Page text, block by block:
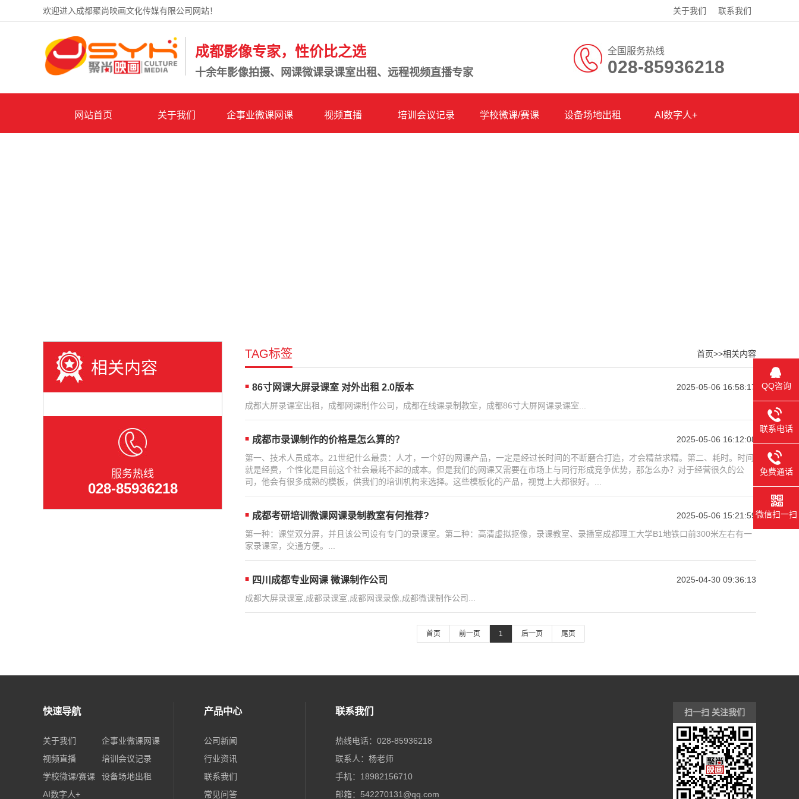
欢迎进入成都聚尚映画文化传媒有限公司网站！ 关于我们 联系我们
成都影像专家，性价比之选
十余年影像拍摄、网课微课录课室出租、远程视频直播专家
全国服务热线
028-85936218
网站首页 关于我们 企事业微课网课 视频直播 培训会议记录 学校微课/赛课 设备场地出租 AI数字人+
相关内容
服务热线
028-85936218
TAG标签 首页>>相关内容
86寸网课大屏录课室 对外出租 2.0版本
2025-05-06 16:58:17
成都大屏录课室出租，成都网课制作公司，成都在线课录制教室，成都86寸大屏网课录课室...
成都市录课制作的价格是怎么算的？
2025-05-06 16:12:08
第一、技术人员成本。21世纪什么最贵：人才，一个好的网课产品，一定是经过长时间的不断磨合打造，才会精益求精。第二、耗时。时间
就是经费，个性化是目前这个社会最耗不起的成本。但是我们的网课又需要在市场上与同行形成竞争优势，那怎么办？对于经营很久的公
司，他会有很多成熟的模板，供我们的培训机构来选择。这些模板化的产品，视觉上大都很好。...
成都考研培训微课网课录制教室有何推荐?
2025-05-06 15:21:59
第一种：课堂双分屏，并且该公司设有专门的录课室。第二种：高清虚拟抠像，录课教室、录播室成都理工大学B1地铁口前300米左右有一
家录课室，交通方便。...
四川成都专业网课 微课制作公司
2025-04-30 09:36:13
成都大屏录课室,成都录课室,成都网课录像,成都微课制作公司...
首页 前一页 1 后一页 尾页
快速导航
关于我们
企事业微课网课
视频直播
培训会议记录
学校微课/赛课
设备场地出租
AI数字人+
产品中心
公司新闻
行业资讯
联系我们
常见问答
联系我们
热线电话：028-85936218
联系人：杨老师
手机：18982156710
邮箱：542270131@qq.com
扫一扫 关注我们
QQ咨询
联系电话
免费通话
微信扫一扫